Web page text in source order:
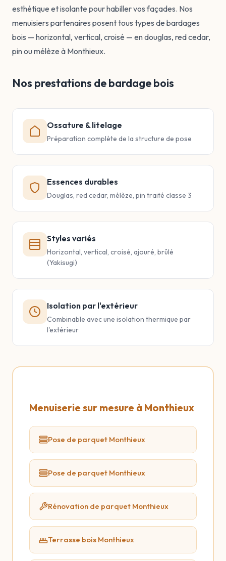
esthétique et isolante pour habiller vos façades. Nos
menuisiers partenaires posent tous types de bardages
bois — horizontal, vertical, croisé — en douglas, red cedar,
pin ou mélèze à Monthieux.
Nos prestations de bardage bois
Ossature & litelage
Préparation complète de la structure de pose
Essences durables
Douglas, red cedar, mélèze, pin traité classe 3
Styles variés
Horizontal, vertical, croisé, ajouré, brûlé
(Yakisugi)
Isolation par l'extérieur
Combinable avec une isolation thermique par
l'extérieur
Menuiserie sur mesure à Monthieux
Pose de parquet Monthieux
Pose de parquet Monthieux
Rénovation de parquet Monthieux
Terrasse bois Monthieux